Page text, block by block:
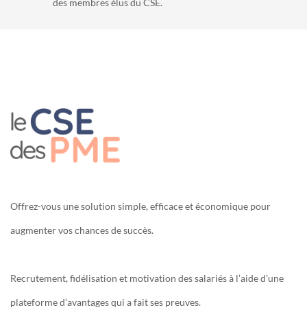
des membres élus du CSE.
Offrez-vous une solution simple, efficace et économique pour
augmenter vos chances de succès.
Recrutement, fidélisation et motivation des salariés à l’aide d’une
plateforme d’avantages qui a fait ses preuves.